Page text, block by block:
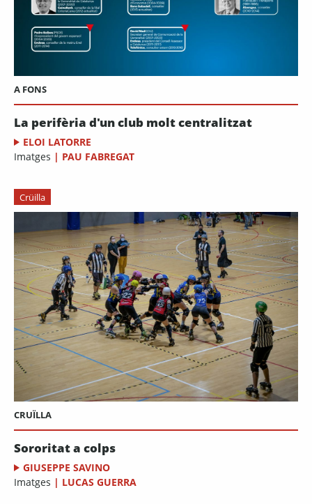
A FONS
La perifèria d'un club molt centralitzat
ELOI LATORRE
Imatges | PAU FABREGAT
Crüilla
CRUÏLLA
Sororitat a colps
GIUSEPPE SAVINO
Imatges | LUCAS GUERRA